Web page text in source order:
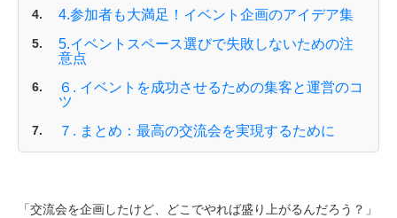
4.参加者も大満足！イベント企画のアイデア集
5.イベントスペース選びで失敗しないための注
意点
６. イベントを成功させるための集客と運営のコ
ツ
７. まとめ：最高の交流会を実現するために
「交流会を企画したけど、どこでやれば盛り上がるんだろう？」